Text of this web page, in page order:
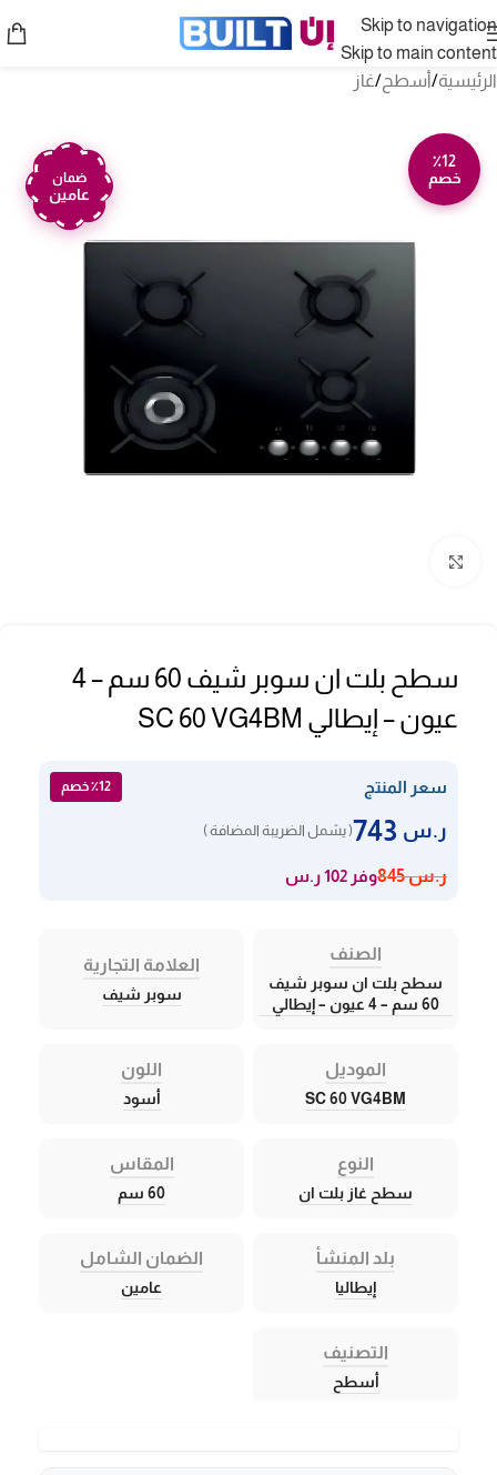
Skip to navigation
Skip to main content
الرئيسية/أسطح/غاز
٪12
خصم
ضمان
عامين
سطح بلت ان سوبر شيف 60 سم – 4
عيون – إيطالي SC 60 VG4BM
سعر المنتج ٪12 خصم
ر.س ( يشمل الضريبة المضافة )
ر.س845 وفر 102 ر.س
الصنف
سطح بلت ان سوبر شيف
60 سم – 4 عيون – إيطالي
العلامة التجارية
سوبر شيف
الموديل
SC 60 VG4BM
اللون
أسود
النوع
سطح غاز بلت ان
المقاس
60 سم
بلد المنشأ
إيطاليا
الضمان الشامل
عامين
التصنيف
أسطح